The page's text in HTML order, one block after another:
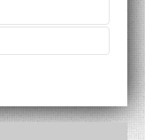
I Parcours entre